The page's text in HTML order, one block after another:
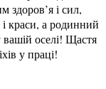
здоров’я і сил,
і краси, а родинний
оселі! Щастя
у праці!